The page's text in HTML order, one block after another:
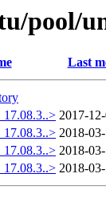
pool/
Last
2017-
2018-
2018-
2018-